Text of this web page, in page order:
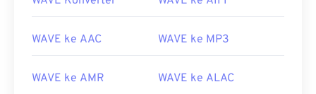
00 00
00 00
WAVE ke AAC WAVE ke MP3
WAVE ke AMR WAVE ke ALAC